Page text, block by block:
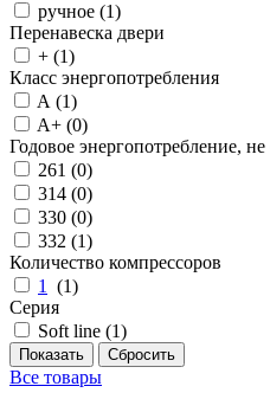
ручное (1)
Перенавеска двери
+ (1)
Класс энергопотребления
A (1)
A+ (0)
Годовое энергопотребление, не
261 (0)
314 (0)
330 (0)
332 (1)
Количество компрессоров
1
(1)
Серия
Soft line (1)
Все товары